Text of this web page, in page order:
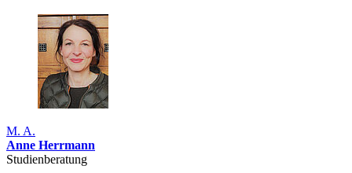
M. A.
Anne Herrmann
Studienberatung